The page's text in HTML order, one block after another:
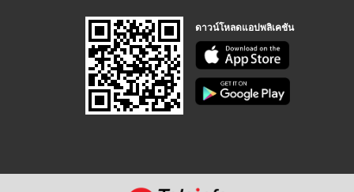
ดาวน์โหลดแอปพลิเคชัน